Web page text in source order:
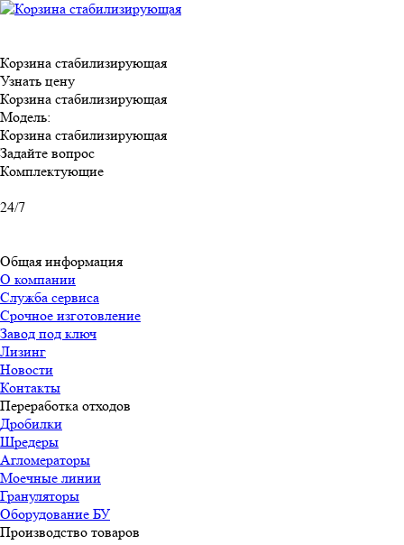
Корзина стабилизирующая
Узнать цену
Корзина стабилизирующая
Модель:
Корзина стабилизирующая
Задайте вопрос
Комплектующие
24/7
Общая информация
О компании
Служба сервиса
Срочное изготовление
Завод под ключ
Лизинг
Новости
Контакты
Переработка отходов
Дробилки
Шредеры
Агломераторы
Моечные линии
Грануляторы
Оборудование БУ
Производство товаров